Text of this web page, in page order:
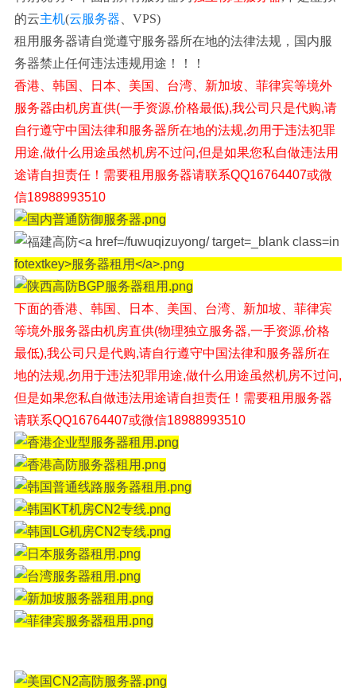
的云主机(云服务器 、VPS)
租用服务器请自觉遵守服务器所在地的法律法规，国内服
务器禁止任何违法违规用途！！！
香港、韩国、日本、美国、台湾、新加坡、菲律宾等境外
服务器由机房直供(一手资源,价格最低),我公司只是代购,请
自行遵守中国法律和服务器所在地的法规,勿用于违法犯罪
用途,做什么用途虽然机房不过问,但是如果您私自做违法用
途请自担责任！需要租用服务器请联系QQ16764407或微
信18988993510
下面的香港、韩国、日本、美国、台湾、新加坡、菲律宾
等境外服务器由机房直供(物理独立服务器,一手资源,价格
最低),我公司只是代购,请自行遵守中国法律和服务器所在
地的法规,勿用于违法犯罪用途,做什么用途虽然机房不过问,
但是如果您私自做违法用途请自担责任！ 需要租用服务器
请联系QQ16764407或微信18988993510